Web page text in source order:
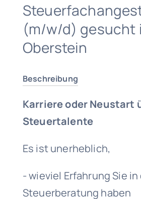
(m/w/d) gesucht
Oberstein
Beschreibung
Karriere oder Neustart
Steuertalente
Es ist unerheblich,
- wieviel Erfahrung Sie in
Steuerberatung haben